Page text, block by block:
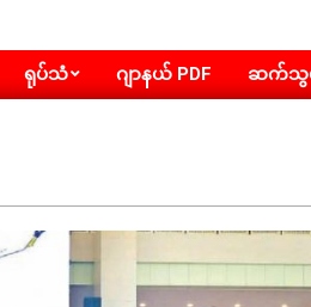
ရုပ်သံ ဂျာနယ် PDF ဆက်သွ